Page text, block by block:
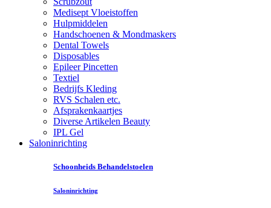
Medisept Vloeistoffen
Hulpmiddelen
Handschoenen & Mondmaskers
Dental Towels
Disposables
Epileer Pincetten
Textiel
Bedrijfs Kleding
RVS Schalen etc.
Afsprakenkaartjes
Diverse Artikelen Beauty
IPL Gel
Saloninrichting
Schoonheids Behandelstoelen
Saloninrichting